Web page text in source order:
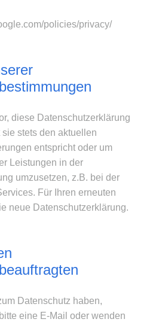
policies/privacy/
diese Datenschutzerklärung
stets den aktuellen
entspricht oder um
Leistungen in der
umzusetzen, z.B. bei der
Für Ihren erneuten
neue Datenschutzerklärung.
Datenschutz haben,
eine E-Mail oder wenden